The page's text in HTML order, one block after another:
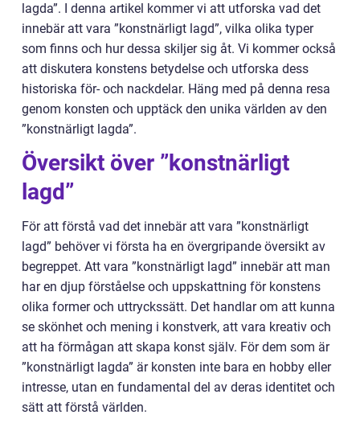
lagda”. I denna artikel kommer vi att utforska vad det
innebär att vara ”konstnärligt lagd”, vilka olika typer
som finns och hur dessa skiljer sig åt. Vi kommer också
att diskutera konstens betydelse och utforska dess
historiska för- och nackdelar. Häng med på denna resa
genom konsten och upptäck den unika världen av den
”konstnärligt lagda”.
Översikt över ”konstnärligt
lagd”
För att förstå vad det innebär att vara ”konstnärligt
lagd” behöver vi första ha en övergripande översikt av
begreppet. Att vara ”konstnärligt lagd” innebär att man
har en djup förståelse och uppskattning för konstens
olika former och uttryckssätt. Det handlar om att kunna
se skönhet och mening i konstverk, att vara kreativ och
att ha förmågan att skapa konst själv. För dem som är
”konstnärligt lagda” är konsten inte bara en hobby eller
intresse, utan en fundamental del av deras identitet och
sätt att förstå världen.